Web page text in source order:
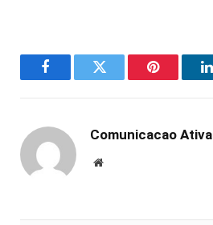
FacebookTwitter Pinterest
Comunicacao Ativa
Website